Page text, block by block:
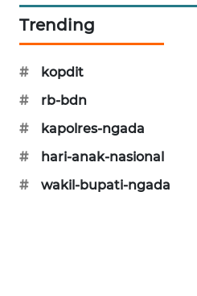
Trending
#
kopdit
#
rb-bdn
#
kapolres-ngada
#
hari-anak-nasional
#
wakil-bupati-ngada
ANUGERAH
NEWS
AKHLAK
PERAPKI
SONYA